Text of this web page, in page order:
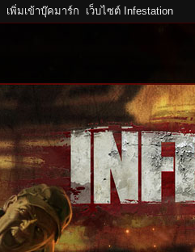
เพิ่มเข้าบุ๊คมาร์ก เว็บไซต์ Infestation